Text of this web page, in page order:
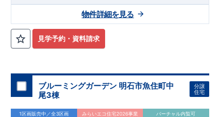
見学予約・資料請求
物件詳細を見る
ブルーミングガーデン 明石市魚住町中
尾3棟
分譲
住宅
1区画販売中／全3区画 みらいエコ住宅2026事業 バーチャル内覧可